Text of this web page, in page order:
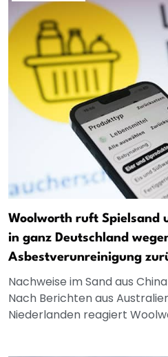
Woolworth ruft Spielsand
in ganz Deutschland
Asbestverunreinigung
Nachweise im Sand aus
Nach Berichten aus
Niederlanden reagiert